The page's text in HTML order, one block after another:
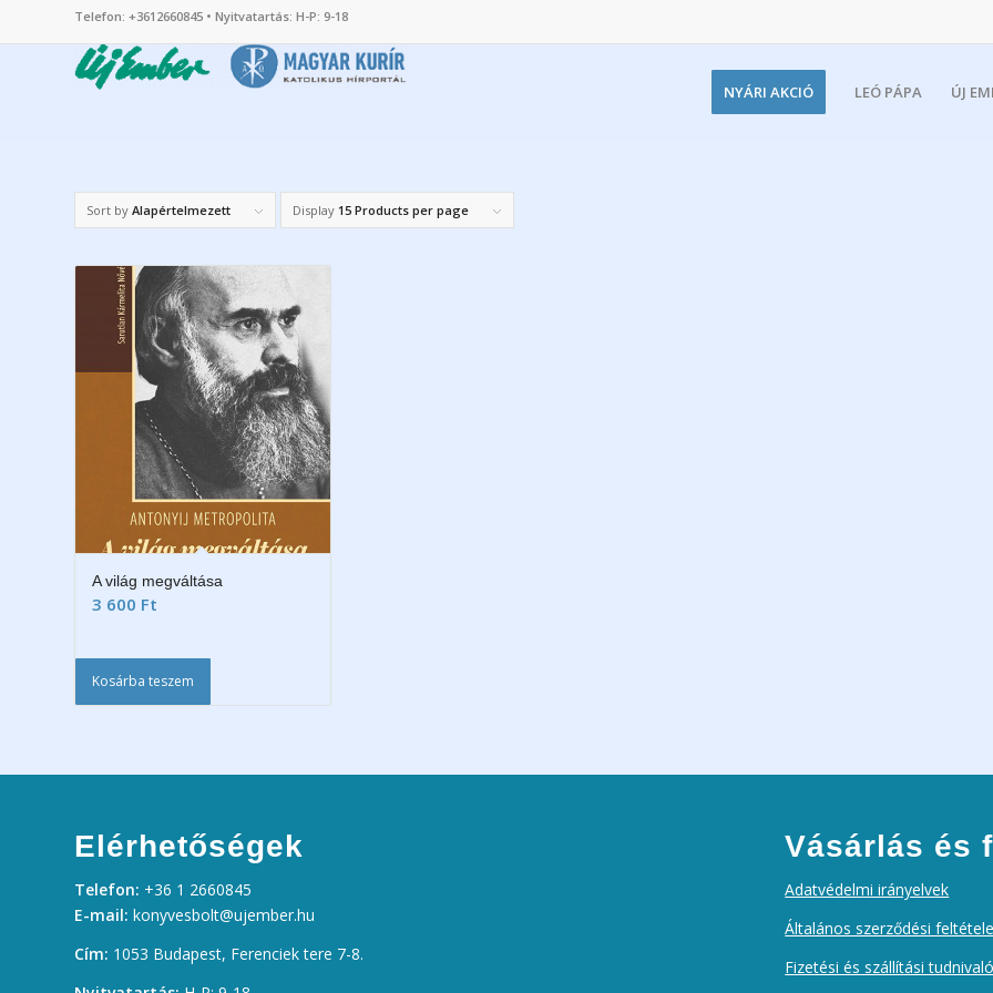
Telefon: +3612660845 • Nyitvatartás: H-P: 9-18
NYÁRI AKCIÓ LEÓ PÁPA ÚJ
Sort by Alapértelmezett Display 15 Products per page
A világ megváltása
3 600 Ft
Kosárba teszem
Elérhetőségek
Telefon: +36 1 2660845
E-mail: konyvesbolt@ujember.hu
Cím: 1053 Budapest, Ferenciek tere 7-8.
Vásárlás és
Adatvédelmi irányelvek
Általános szerződési
Fizetési és szállítási